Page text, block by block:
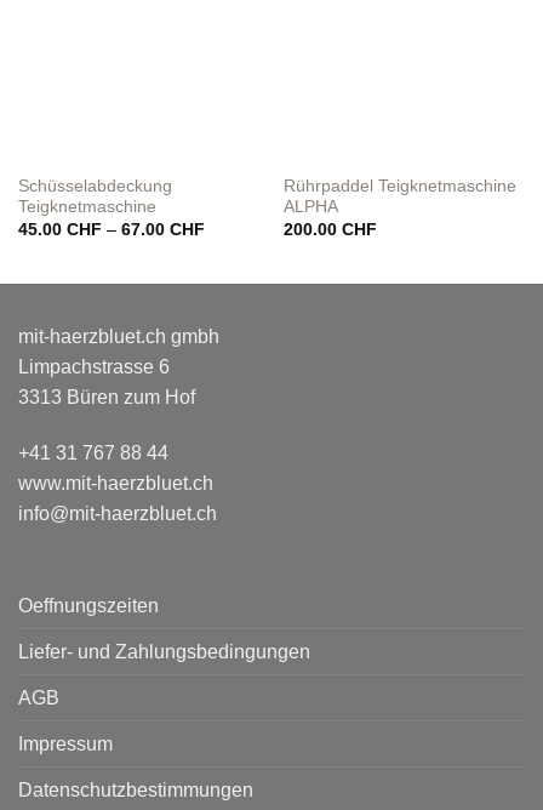
Schüsselabdeckung
Teigknetmaschine
45.00 CHF – 67.00 CHFPreisspanne:
Rührpaddel Teigknetmaschine
ALPHA
200.00 CHF
mit-haerzbluet.ch gmbh
Limpachstrasse 6
3313 Büren zum Hof
+41 31 767 88 44
www.mit-haerzbluet.ch
info@mit-haerzbluet.ch
Oeffnungszeiten
Liefer- und Zahlungsbedingungen
AGB
Impressum
Datenschutzbestimmungen